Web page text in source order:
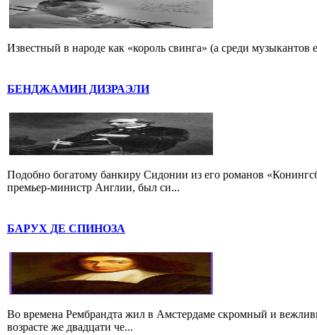
Известный в народе как «король свинга» (а среди
БЕНДЖАМИН ДИЗРАЭЛИ
Подобно богатому банкиру Сидонии из его романов
премьер-министр Англии, был си...
БАРУХ ДЕ СПИНОЗА
Во времена Рембрандта жил в Амстердаме скромный и
возрасте же двадцати че...